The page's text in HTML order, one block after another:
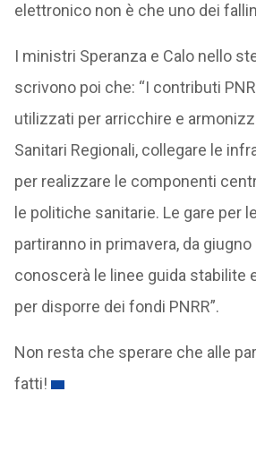
elettronico non è che uno dei
I ministri Speranza e Calo nello
scrivono poi che: “I contributi
utilizzati per arricchire e
Sanitari Regionali, collegare le
per realizzare le componenti
le politiche sanitarie. Le gare per
partiranno in primavera, da
conoscerà le linee guida stabilite
per disporre dei fondi PNRR”.
Non resta che sperare che alle
fatti!